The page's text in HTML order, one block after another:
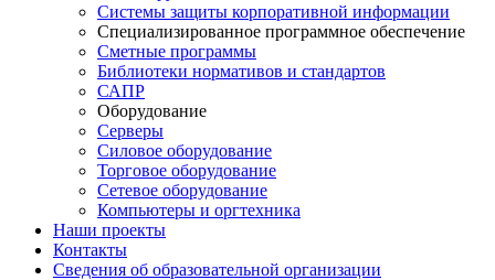
Системы защиты корпоративной информации
Специализированное программное обеспечение
Сметные программы
Библиотеки нормативов и стандартов
САПР
Оборудование
Серверы
Силовое оборудование
Торговое оборудование
Сетевое оборудование
Компьютеры и оргтехника
Наши проекты
Контакты
Сведения об образовательной организации